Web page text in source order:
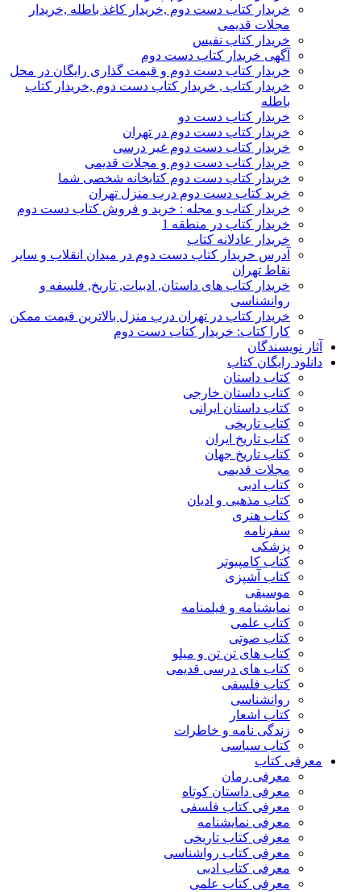
خریدار کتاب دست دوم ,خریدار کاغذ باطله ,خریدار
مجلات قدیمی
خریدار کتاب نفیس
آگهی خریدار کتاب دست دوم
خریدار کتاب دست دوم و قیمت گذاری رایگان در محل
خریدار کتاب , خریدار کتاب دست دوم ,خریدار کتاب
باطله
خریدار کتاب دست دو
خریدار کتاب دست دوم در تهران
خریدار کتاب دست دوم غیر درسی
خریدار کتاب دست دوم و مجلات قدیمی
خریدار کتاب دست دوم کتابخانه شخصی شما
خرید کتاب دست دوم درب منزل تهران
خریدار کتاب و مجله : خرید و فروش کتاب دست دوم
خریدار کتاب در منطقه 1
خریدار عادلانه کتاب
آدرس خریدار کتاب دست دوم در میدان انقلاب و سایر
نقاط تهران
خریدار کتاب های داستان, ادبیات, تاریخ, فلسفه و
روانشناسی
خریدار کتاب در تهران درب منزل بالاترین قیمت ممکن
کارا کتاب: خریدار کتاب دست دوم
آثار نویسندگان
دانلود رایگان کتاب
کتاب داستان
کتاب داستان خارجی
کتاب داستان ایرانی
کتاب تاریخی
کتاب تاریخ ایران
کتاب تاریخ جهان
مجلات قدیمی
کتاب ادبی
کتاب مذهبی و ادیان
کتاب هنری
سفرنامه
پزشکی
کتاب کامپیوتر
کتاب آشپزی
موسیقی
نمایشنامه و فیلمنامه
کتاب علمی
کتاب صوتی
کتاب های تن تن و میلو
کتاب های درسی قدیمی
کتاب فلسفی
روانشناسی
کتاب اشعار
زندگی نامه و خاطرات
کتاب سیاسی
معرفی کتاب
معرفی رمان
معرفی داستان کوتاه
معرفی کتاب فلسفی
معرفی نمایشنامه
معرفی کتاب تاریخی
معرفی کتاب رواشناسی
معرفی کتاب ادبی
معرفی کتاب علمی